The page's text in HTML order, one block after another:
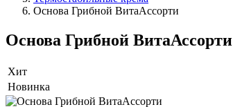
Основа Грибной ВитаАссорти
Основа Грибной ВитаАссорти
Хит
Новинка